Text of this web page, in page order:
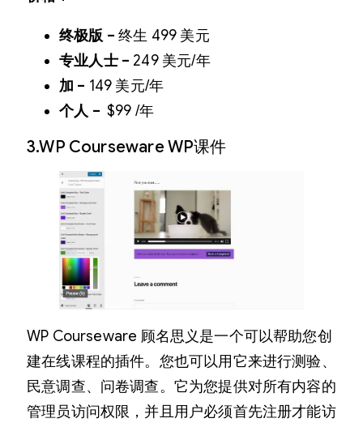
终极版 –终生 499 美元
专业人士 – 249 美元/年
加 – 149 美元/年
个人 – $99 /年
3.WP Courseware WP课件
WP Courseware 顾名思义是一个可以帮助您创
建在线课程的插件。您也可以用它来进行测验、
民意调查、问卷调查。它为您提供对所有内容的
管理员访问权限，并且用户必须首先注册才能访